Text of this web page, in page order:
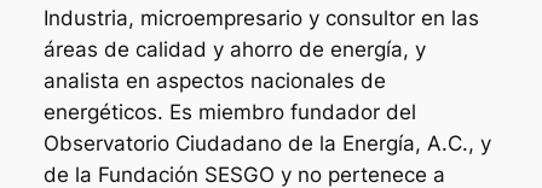
Industria, microempresario y consultor en las
áreas de calidad y ahorro de energía, y
analista en aspectos nacionales de
energéticos. Es miembro fundador del
Observatorio Ciudadano de la Energía, A.C., y
de la Fundación SESGO y no pertenece a